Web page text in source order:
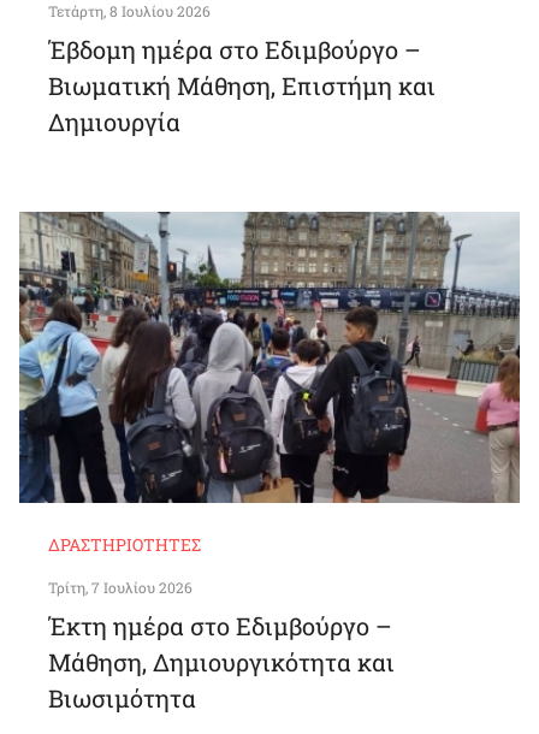
Τετάρτη, 8 Ιουλίου 2026
Έβδομη ημέρα στο Εδιμβούργο –
Βιωματική Μάθηση, Επιστήμη και
Δημιουργία
ΔΡΑΣΤΗΡΙΌΤΗΤΕΣ
Τρίτη, 7 Ιουλίου 2026
Έκτη ημέρα στο Εδιμβούργο –
Μάθηση, Δημιουργικότητα και
Βιωσιμότητα